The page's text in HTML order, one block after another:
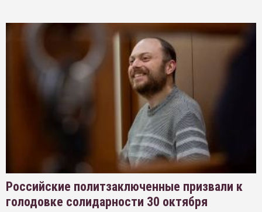
Российские политзаключенные призвали к
голодовке солидарности 30 октября